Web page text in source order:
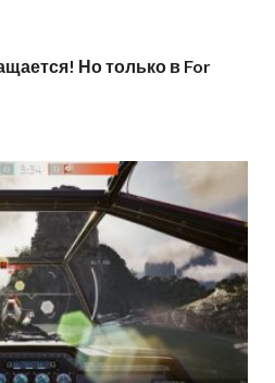
Но только в For